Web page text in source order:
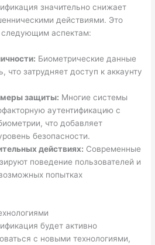
значительно снижает
действиями. Это
следующим аспектам:
Биометрические данные
что затрудняет доступ к аккаунту
меры защиты: Многие системы
аутентификацию с
что добавляет
безопасности.
действиях: Современные
поведение пользователей и
попытках
будет активно
с новыми технологиями,